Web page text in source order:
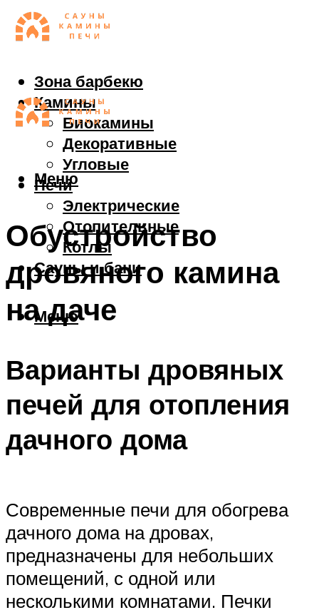
Зона барбекю
Камины
Биокамины
Декоративные
Угловые
Печи
Электрические
Отопительные
Котлы
Сауны и бани
Меню
Меню
Обустройство
дровяного камина
на даче
Варианты дровяных
печей для отопления
дачного дома
Современные печи для обогрева
дачного дома на дровах,
предназначены для небольших
помещений, с одной или
несколькими комнатами. Печки